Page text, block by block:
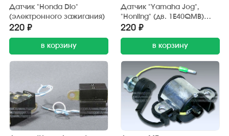
Датчик "Honda Dio"
(электронного зажигания)
220 ₽
в корзину
Датчик "Yamaha Jog",
"Honling" (дв. 1E40QMB)
электронного зажигания
220 ₽
в корзину